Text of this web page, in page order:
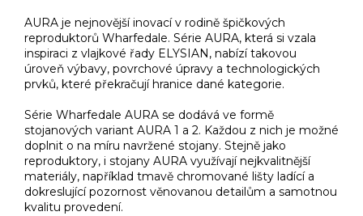
AURA je nejnovější inovací v rodině špičkových
reproduktorů Wharfedale. Série AURA, která si vzala
inspiraci z vlajkové řady ELYSIAN, nabízí takovou
úroveň výbavy, povrchové úpravy a technologických
prvků, které překračují hranice dané kategorie.
Série Wharfedale AURA se dodává ve formě
stojanových variant AURA 1 a 2. Každou z nich je možné
doplnit o na míru navržené stojany. Stejně jako
reproduktory, i stojany AURA využívají nejkvalitnější
materiály, například tmavě chromované lišty ladící a
dokreslující pozornost věnovanou detailům a samotnou
kvalitu provedení.